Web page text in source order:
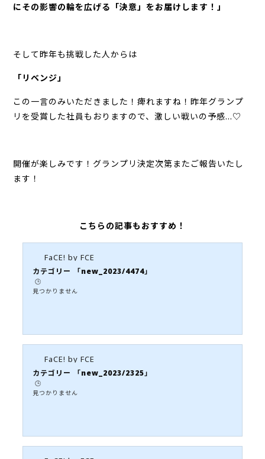
にその影響の輪を広げる「決意」をお届けします！」
そして昨年も挑戦した人からは
「リベンジ」
この一言のみいただきました！痺れますね！昨年グランプ
リを受賞した社員もおりますので、激しい戦いの予感…♡
開催が楽しみです！グランプリ決定次第またご報告いたし
ます！
こちらの記事もおすすめ！
FaCE! by FCE
カテゴリー 「new_2023/4474」
🕒️
見つかりません
FaCE! by FCE
カテゴリー 「new_2023/2325」
🕒️
見つかりません